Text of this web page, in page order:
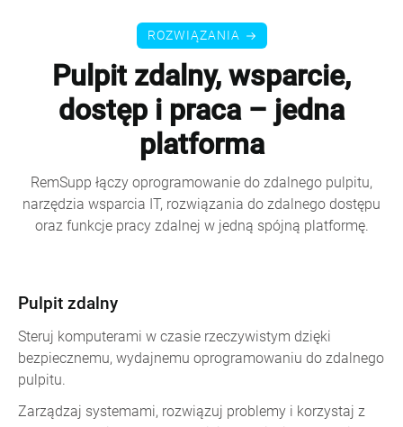
ROZWIĄZANIA
Pulpit zdalny, wsparcie,
dostęp i praca – jedna
platforma
RemSupp łączy oprogramowanie do zdalnego pulpitu,
narzędzia wsparcia IT, rozwiązania do zdalnego dostępu
oraz funkcje pracy zdalnej w jedną spójną platformę.
Pulpit zdalny
Steruj komputerami w czasie rzeczywistym dzięki
bezpiecznemu, wydajnemu oprogramowaniu do zdalnego
pulpitu.
Zarządzaj systemami, rozwiązuj problemy i korzystaj z